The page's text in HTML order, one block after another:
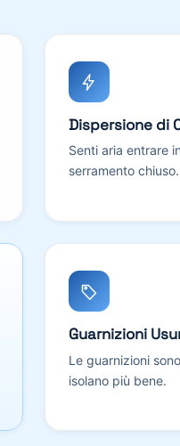
Dispersione di
Senti aria entrare
serramento chiuso.
Guarnizioni
Le guarnizioni
isolano più bene.